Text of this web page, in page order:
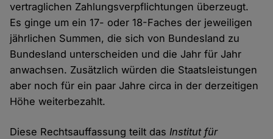
vertraglichen Zahlungsverpflichtungen überzeugt.
Es ginge um ein 17- oder 18-Faches der jeweiligen
jährlichen Summen, die sich von Bundesland zu
Bundesland unterscheiden und die Jahr für Jahr
anwachsen. Zusätzlich würden die Staatsleistungen
aber noch für ein paar Jahre circa in der derzeitigen
Höhe weiterbezahlt.
Diese Rechtsauffassung teilt dasInstitut für